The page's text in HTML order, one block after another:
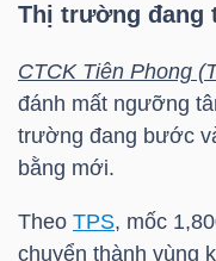
Thị trường đang
CTCK Tiên Phong
đánh mất ngưỡng
trường đang bước
bằng mới.
Theo TPS, mốc
chuyển thành vùng
ĐÔNG
DƯƠNG
TÀI
CHÍNH